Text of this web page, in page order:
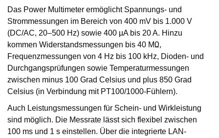
Das Power Multimeter ermöglicht Spannungs- und
Strommessungen im Bereich von 400 mV bis 1.000 V
(DC/AC, 20–500 Hz) sowie 400 µA bis 20 A. Hinzu
kommen Widerstandsmessungen bis 40 MΩ,
Frequenzmessungen von 4 Hz bis 100 kHz, Dioden- und
Durchgangsprüfungen sowie Temperaturmessungen
zwischen minus 100 Grad Celsius und plus 850 Grad
Celsius (in Verbindung mit PT100/1000-Fühlern).
Auch Leistungsmessungen für Schein- und Wirkleistung
sind möglich. Die Messrate lässt sich flexibel zwischen
100 ms und 1 s einstellen. Über die integrierte LAN-